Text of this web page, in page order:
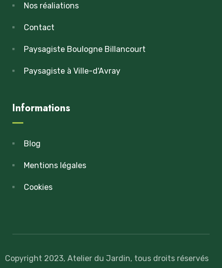
Nos réaliations
Contact
Paysagiste Boulogne Billancourt
Paysagiste à Ville-d'Avray
Informations
Blog
Mentions légales
Cookies
Copyright 2023, Atelier du Jardin, tous droits réservés